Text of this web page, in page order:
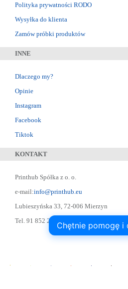
Polityka prywatności RODO
Wysyłka do klienta
Zamów próbki produktów
INNE
Dlaczego my?
Opinie
Instagram
Facebook
Tiktok
KONTAKT
Printhub Spółka z o. o.
e-mail:info@printhub.eu
Lubieszyńska 33, 72-006 Mierzyn
Tel. 91 852 22 22 ; Skype: designer75
Chętnie pomogę i